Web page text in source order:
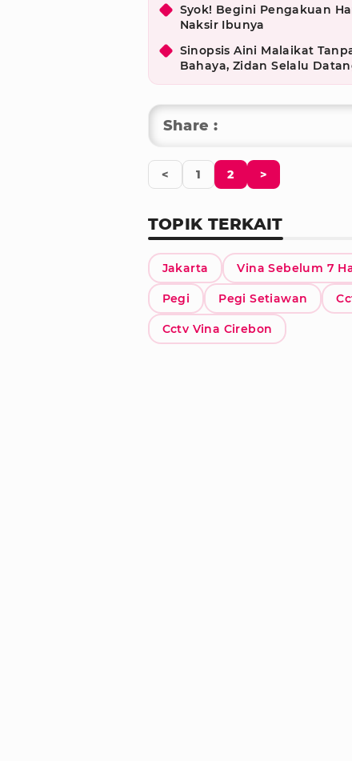
Syok! Begini Pengakuan
Naksir Ibunya
Sinopsis Aini Malaikat
Bahaya, Zidan Selalu
Share :
< 1 2 >
TOPIK TERKAIT
Jakarta Vina Sebelum 7
Pegi Pegi Setiawan
Cctv Vina Cirebon